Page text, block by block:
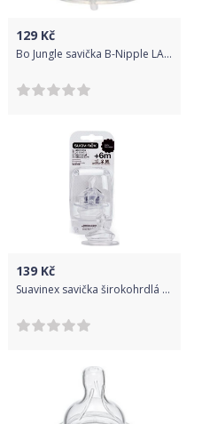
129 Kč
Bo Jungle savička B-Nipple LARGE
139 Kč
Suavinex savička širokohrdlá anatomická silikon 2 ks bílá